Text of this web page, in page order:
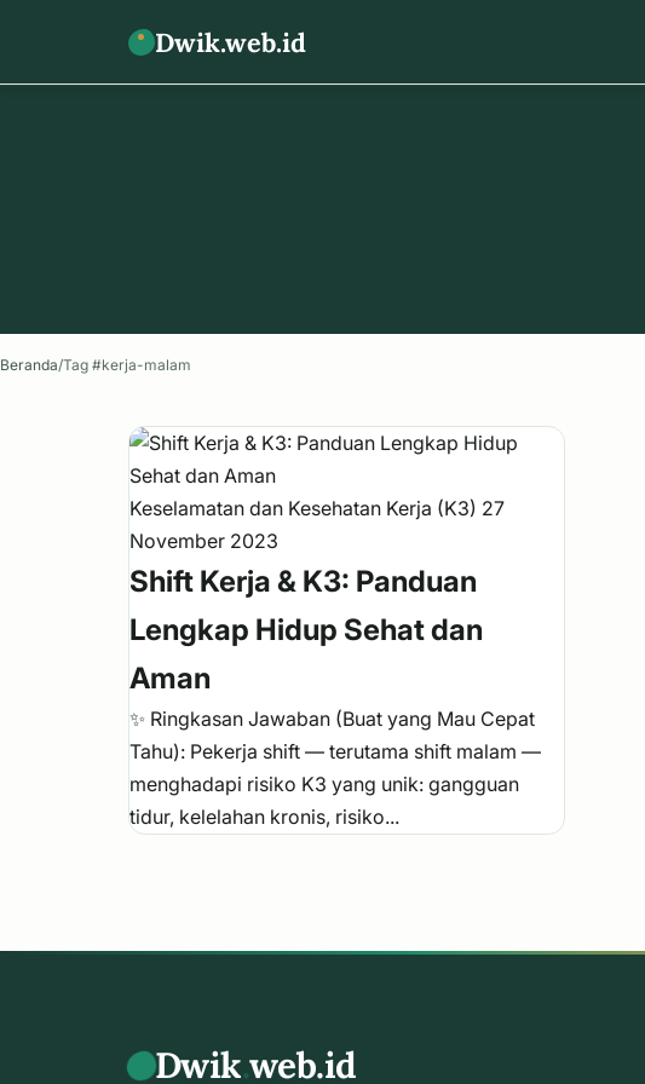
Dwik.web.id
Beranda/Tag #kerja-malam
Keselamatan dan Kesehatan Kerja (K3) 27
November 2023
Shift Kerja & K3: Panduan
Lengkap Hidup Sehat dan
Aman
✨ Ringkasan Jawaban (Buat yang Mau Cepat
Tahu): Pekerja shift — terutama shift malam —
menghadapi risiko K3 yang unik: gangguan
tidur, kelelahan kronis, risiko...
Dwik.web.id